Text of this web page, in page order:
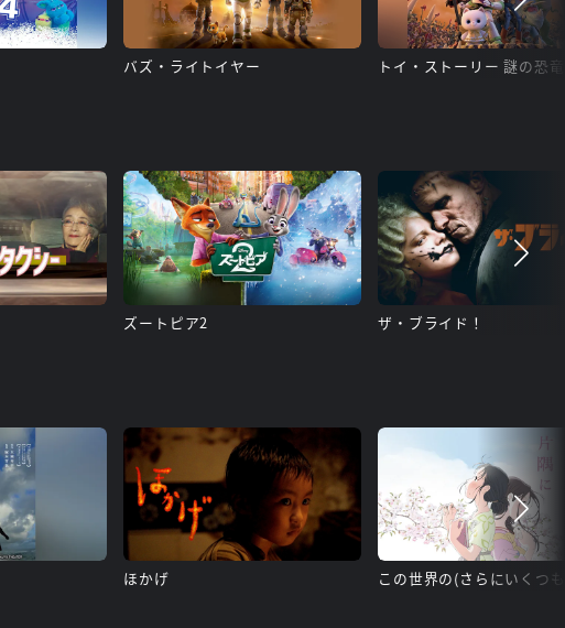
バズ・ライトイヤー
ズートピア2 ザ・ブライド！
ほかげ